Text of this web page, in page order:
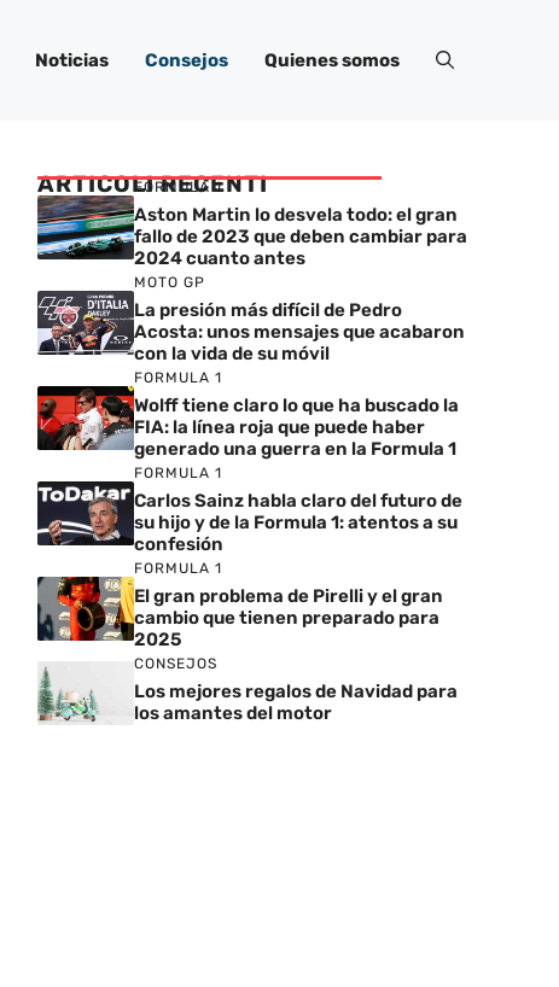
Noticias Consejos Quienes somos
ARTICOLI RECENTI
FORMULA 1
Aston Martin lo desvela todo: el gran
fallo de 2023 que deben cambiar para
2024 cuanto antes
MOTO GP
La presión más difícil de Pedro
Acosta: unos mensajes que acabaron
con la vida de su móvil
FORMULA 1
Wolff tiene claro lo que ha buscado la
FIA: la línea roja que puede haber
generado una guerra en la Formula 1
FORMULA 1
Carlos Sainz habla claro del futuro de
su hijo y de la Formula 1: atentos a su
confesión
FORMULA 1
El gran problema de Pirelli y el gran
cambio que tienen preparado para
2025
CONSEJOS
Los mejores regalos de Navidad para
los amantes del motor